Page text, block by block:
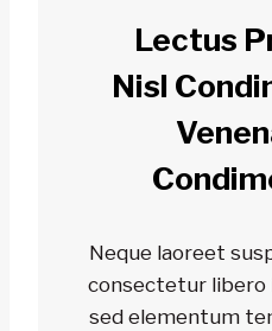
Lectus
Nisl
Neque laoreet
consectetur libero
sed elementum